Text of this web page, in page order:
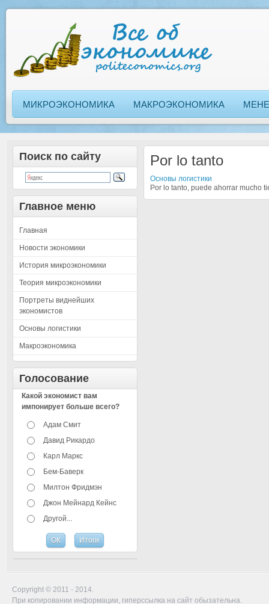
МИКРОЭКОНОМИКА МАКРОЭКОНОМИКА
Поиск по сайту
Главное меню
Главная
Новости экономики
История микроэкономики
Теория микроэкономики
Портреты виднейших
экономистов
Основы логистики
Макроэкономика
Голосование
Какой экономист вам
импонирует больше всего?
Адам Смит
Давид Рикардо
Карл Маркс
Бем-Баверк
Милтон Фридмэн
Джон Мейнард Кейнс
Другой...
Por lo tanto
Основы логистики
Por lo tanto, puede ahorrar mucho
Copyright © 2011 - 2014.
При копировании информации, гиперссылка на сайт обызательна.